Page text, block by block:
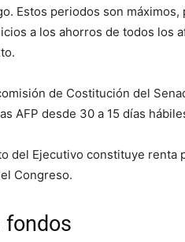
Estos periodos son
a los ahorros de todos los
de Costitución del
AFP desde 30 a 15 días
del Ejecutivo constituye renta
Congreso.
fondos